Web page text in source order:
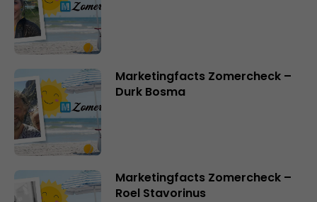
Marketingfacts Zomercheck –
Durk Bosma
Marketingfacts Zomercheck –
Roel Stavorinus